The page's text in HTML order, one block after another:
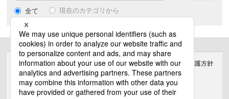
全て 現在のカテゴリから
サイトのご利用にあたって クッキーポリシー 個人情報保護方針
電気・建築設備（ビジネス）
© Panasonic Electric Works Co., Ltd.